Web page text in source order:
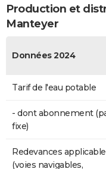
Production et
Manteyer
Données 2024
Tarif de l'eau potable
- dont abonnement
fixe)
Redevances
(voies navigables,